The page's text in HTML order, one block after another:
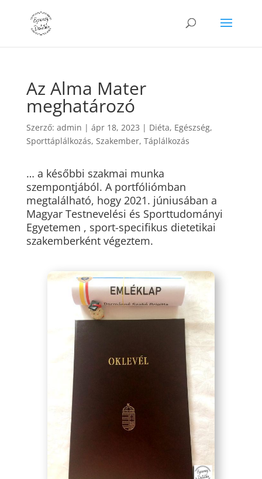
Az Alma Mater
meghatározó
Szerző: admin | ápr 18, 2023 | Diéta, Egészség,
Sporttáplálkozás, Szakember, Táplálkozás
… a későbbi szakmai munka
szempontjából. A portfóliómban
megtalálható, hogy 2021. júniusában a
Magyar Testnevelési és Sporttudományi
Egyetemen , sport-specifikus dietetikai
szakemberként végeztem.